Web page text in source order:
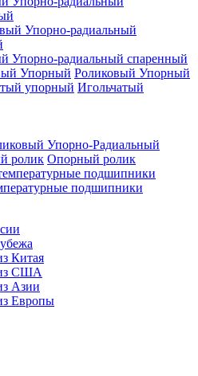
Упорно-радиальный спаренный
Роликовый Упорный
Игольчатый
Упорно-Радиальный
Опорный ролик
подшипники
Китая
США
Азии
Европы